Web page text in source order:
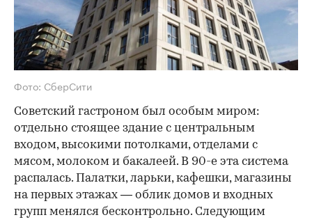
Фото: СберСити
Советский гастроном был особым миром:
отдельно стоящее здание с центральным
входом, высокими потолками, отделами с
мясом, молоком и бакалеей. В 90-е эта система
распалась. Палатки, ларьки, кафешки, магазины
на первых этажах — облик домов и входных
групп менялся бесконтрольно. Следующим